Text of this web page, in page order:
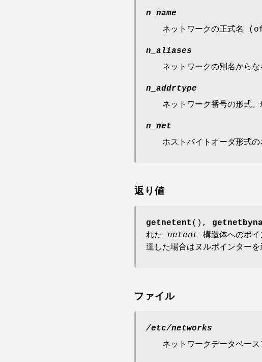
n_name
ネットワークの正式名
n_aliases
ネットワークの別名から
n_addrtype
ネットワーク番号の形式
n_net
ホストバイトオーダ形式の
返り値
getnetent (),
れた netent 構造体へのポ
達した場合はヌルポインターを
ファイル
/etc/networks
ネットワークデータベー